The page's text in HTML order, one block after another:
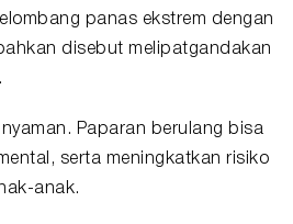
panas ekstrem dengan
disebut melipatgandakan
Paparan berulang bisa
serta meningkatkan risiko
anak.